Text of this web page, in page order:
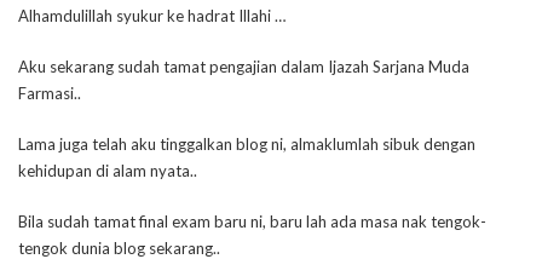
Alhamdulillah syukur ke hadrat Illahi …
Aku sekarang sudah tamat pengajian dalam Ijazah Sarjana Muda
Farmasi..
Lama juga telah aku tinggalkan blog ni, almaklumlah sibuk dengan
kehidupan di alam nyata..
Bila sudah tamat final exam baru ni, baru lah ada masa nak tengok-
tengok dunia blog sekarang..